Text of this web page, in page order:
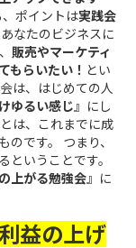
ポイントは実践会
なたのビジネスに
販売やマーケティ
もらいたい！ とい
は、はじめての人
ゆるい感じ 』にし
は、これまでに成
です。 つまり、
ということです。
上がる勉強会』に
益の上げ